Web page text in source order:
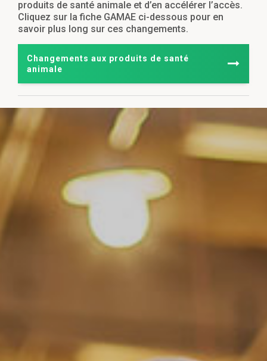
produits de santé animale et d’en accélérer l’accès.
Cliquez sur la fiche GAMAE ci-dessous pour en
savoir plus long sur ces changements.
Changements aux produits de santé
animale